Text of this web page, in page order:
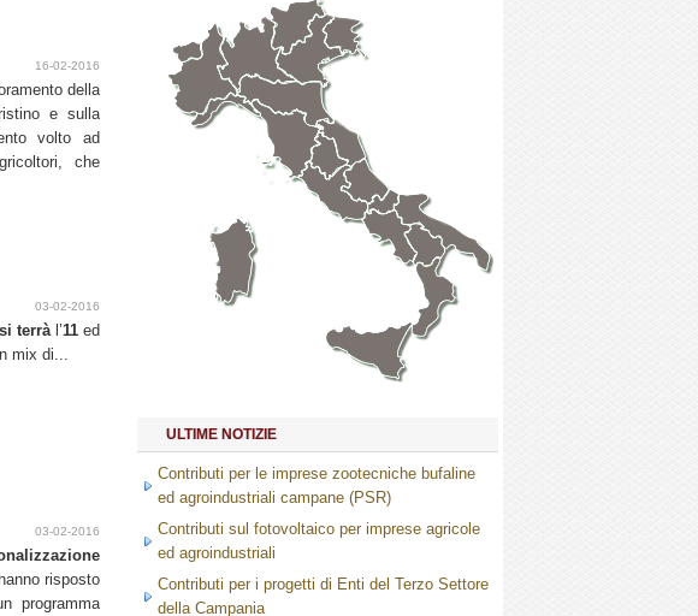
16-02-2016
della
e sulla
volto ad
che
03-02-2016
terrà l’11ed
mix di...
03-02-2016
risposto
programma
Abruzzo
Basilicata
Emilia Romagna
Friuli
Venezia
Giulia
Lombardia
Marche
Molise
Piemonte
Puglia
Trentino
Adige
Umbria
Valle
d'Aosta
ULTIME NOTIZIE
Contributi per le imprese zootecniche bufaline
ed agroindustriali campane (PSR)
Contributi sul fotovoltaico per imprese agricole
ed agroindustriali
Contributi per i progetti di Enti del Terzo Settore
della Campania